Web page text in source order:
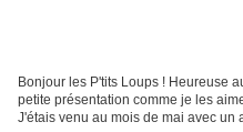
Bonjour les P'tits Loups ! Heureuse
petite présentation comme je les
J'étais venu au mois de mai avec